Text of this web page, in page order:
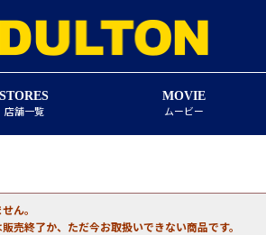
STORES
店舗一覧
MOVIE
ムービー
ん。
売終了か、ただ今お取扱いできない商品です。